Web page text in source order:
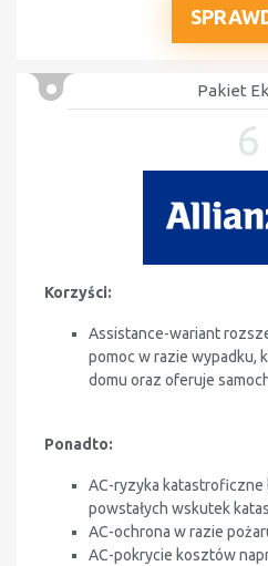
Pakiet
6
Korzyści:
Assistance-wariant
pomoc w razie wypadku,
domu oraz oferuje
Ponadto:
AC-ryzyka katastroficzne
powstałych wskutek
AC-ochrona w razie
AC-pokrycie kosztów